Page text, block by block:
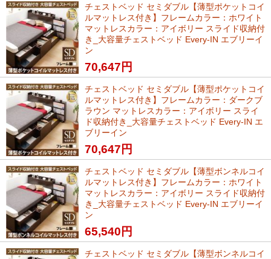
チェストベッド セミダブル【薄型ポケットコイ
ルマットレス付き】フレームカラー：ホワイト
マットレスカラー：アイボリー スライド収納付
き_大容量チェストベッド Every-IN エブリーイ
ン
70,647 円
チェストベッド セミダブル【薄型ポケットコイ
ルマットレス付き】フレームカラー：ダークブ
ラウン マットレスカラー：アイボリー スライ
ド収納付き_大容量チェストベッド Every-IN エ
ブリーイン
70,647 円
チェストベッド セミダブル【薄型ボンネルコイ
ルマットレス付き】フレームカラー：ホワイト
マットレスカラー：アイボリー スライド収納付
き_大容量チェストベッド Every-IN エブリーイ
ン
65,540 円
チェストベッド セミダブル【薄型ボンネルコイ